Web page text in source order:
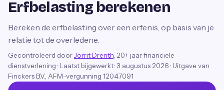
Erfbelasting berekenen
Bereken de erfbelasting over een erfenis, op basis van je
relatie tot de overledene.
Gecontroleerd door Jorrit Drenth , 20+ jaar financiële
dienstverlening · Laatst bijgewerkt: 3 augustus 2026 · Uitgave van
Finckers B.V., AFM-vergunning 12047091